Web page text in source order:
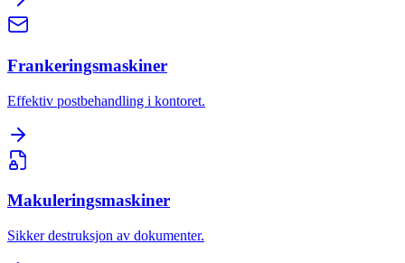
Frankeringsmaskiner
Effektiv postbehandling i kontoret.
Makuleringsmaskiner
Sikker destruksjon av dokumenter.